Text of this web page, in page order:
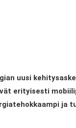
uusi
erityisesti